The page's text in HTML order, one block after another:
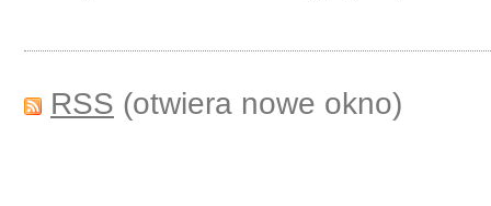
RSS (otwiera nowe okno)